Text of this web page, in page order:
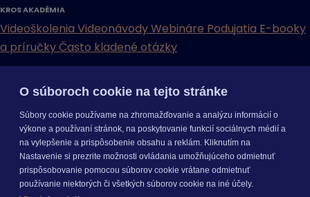
KROS AKADÉMIA
Videoškolenia VideonávodyWebináre Podujatia E-booky
a príručkyČasto kladené otázky
Cenníky Odporučte nás Právne dokumenty
Odporúčaná
konfiguráciaAktualizácia verziíMobilné aplikácie
CenníkyOdporučte násPrávne dokumentyOdporúčaná
konfiguráciaAktualizácia verziíMobilné aplikácie
O súboroch cookie na tejto stránke
Súbory cookie používame na zhromažďovanie a analýzu informácií o
výkone a používaní stránok, na poskytovanie funkcií sociálnych médií a
na vylepšenie a prispôsobenie obsahu a reklám. Kliknutím na
Nastavenie si prezrite možnosti ovládania umožňujúceho odmietnuť
prispôsobovanie pomocou súborov cookie vrátane odmietnuť
používanie niektorých či všetkých súborov cookie na iné účely.